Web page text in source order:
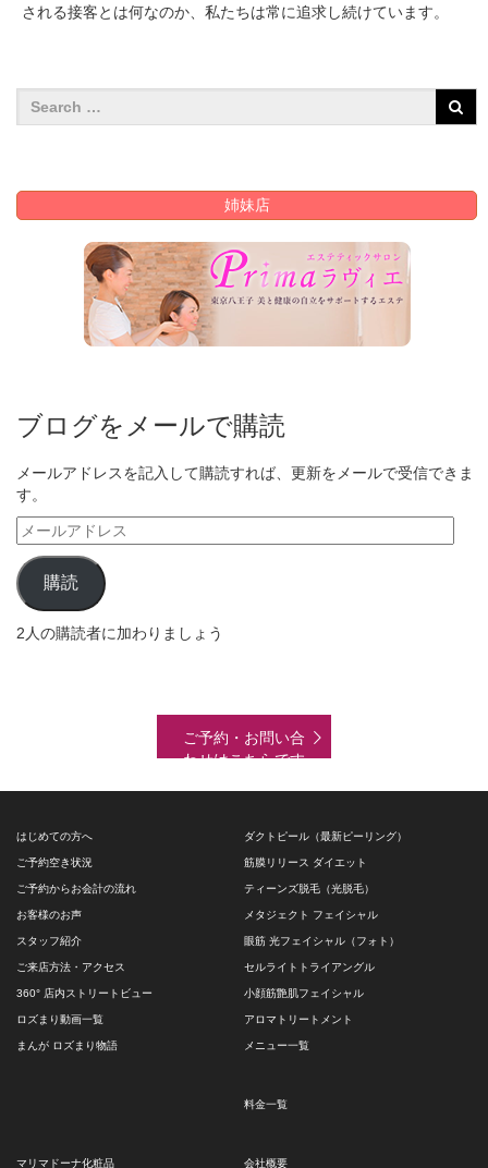
される接客とは何なのか、私たちは常に追求し続けています。
姉妹店
ブログをメールで購読
メールアドレスを記入して購読すれば、更新をメールで受信できま
す。
メ
ー
ル
ア
ド
レ
購読
2人の購読者に加わりましょう
ご予約・お問い合
わせはこちらです
はじめての方へ
ご予約空き状況
ご予約からお会計の流れ
お客様のお声
スタッフ紹介
ご来店方法・アクセス
360° 店内ストリートビュー
ロズまり動画一覧
まんが ロズまり物語
ダクトピール（最新ピーリング）
筋膜リリース ダイエット
ティーンズ脱毛（光脱毛）
メタジェクト フェイシャル
眼筋 光フェイシャル（フォト）
セルライトトライアングル
小顔筋艶肌フェイシャル
アロマトリートメント
メニュー一覧
料金一覧
マリマドーナ化粧品 会社概要